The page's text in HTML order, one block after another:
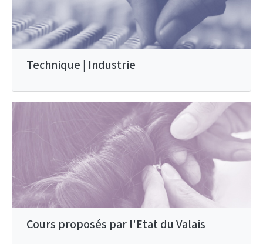
Technique | Industrie
Cours proposés par l'Etat du Valais